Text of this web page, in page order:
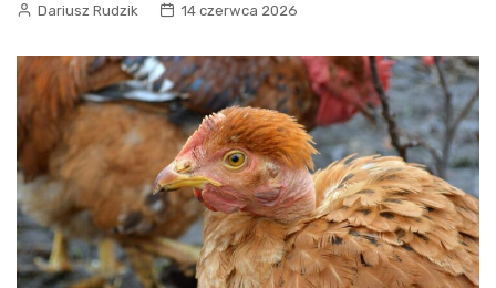
Dariusz Rudzik 14 czerwca 2026